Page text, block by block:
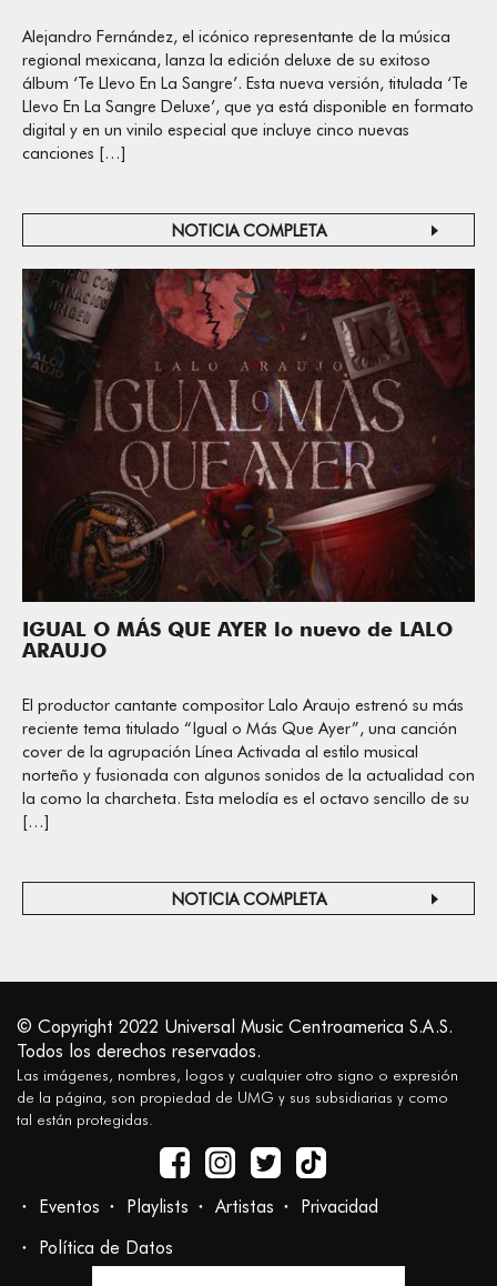
Alejandro Fernández, el icónico representante de la música
regional mexicana, lanza la edición deluxe de su exitoso
álbum ‘Te Llevo En La Sangre’. Esta nueva versión, titulada ‘Te
Llevo En La Sangre Deluxe’, que ya está disponible en formato
digital y en un vinilo especial que incluye cinco nuevas
canciones […]
NOTICIA COMPLETA
IGUAL O MÁS QUE AYER lo nuevo de LALO
ARAUJO
El productor cantante compositor Lalo Araujo estrenó su más
reciente tema titulado “Igual o Más Que Ayer”, una canción
cover de la agrupación Línea Activada al estilo musical
norteño y fusionada con algunos sonidos de la actualidad con
la como la charcheta. Esta melodía es el octavo sencillo de su
[…]
NOTICIA COMPLETA
© Copyright 2022 Universal Music Centroamerica S.A.S.
Todos los derechos reservados.
Las imágenes, nombres, logos y cualquier otro signo o expresión
de la página, son propiedad de UMG y sus subsidiarias y como
tal están protegidas.
Eventos Playlists Artistas
Privacidad
Política de Datos